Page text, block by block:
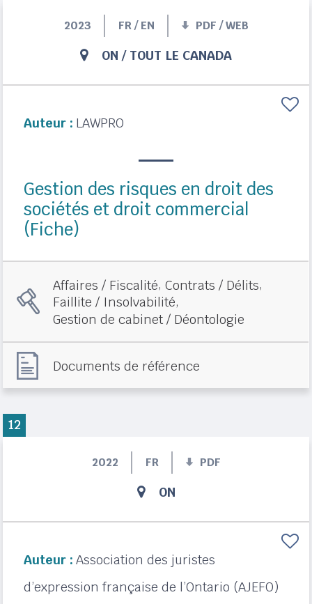
2023 FR / EN PDF / WEB
ON / TOUT LE CANADA
Auteur : LAWPRO
Gestion des risques en droit des
sociétés et droit commercial
(Fiche)
Affaires / Fiscalité,Contrats / Délits,
Faillite / Insolvabilité,
Gestion de cabinet / Déontologie
Documents de référence
2022 FR PDF
ON
Auteur : Association des juristes
d’expression française de l’Ontario (AJEFO)
12